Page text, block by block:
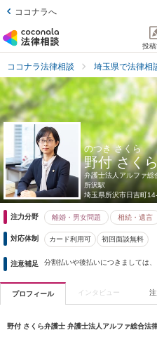
ココナラへ
投
ココナラ法律相談 埼玉県で法律相
のつき さくら
野付 さくら
弁護士法人アルファ総
所沢駅
埼玉県所沢市日吉町
注力分野 離婚・男女問題 相続・遺言
対応体制 カード利用可 初回面談無料
注意補足 分割払いや後払いにつきましては
プロフィール インタビュー
野付 さくら弁護士 弁護士法人アルファ総合法